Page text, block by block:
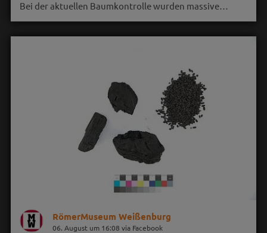
Bei der aktuellen Baumkontrolle wurden massive…
RömerMuseum Weißenburg
06. August um 16:08 via Facebook